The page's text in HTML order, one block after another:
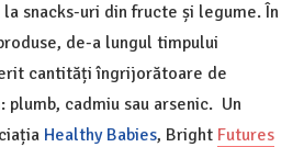
snacks-uri din fructe și legume. În
de-a lungul timpului
cantități îngrijorătoare de
cadmiu sau arsenic. Un
Healthy Babies, Bright Futures